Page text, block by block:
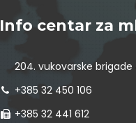
Info centar za
204. vukovarske brigade
+385 32 450 106
+385 32 441 612